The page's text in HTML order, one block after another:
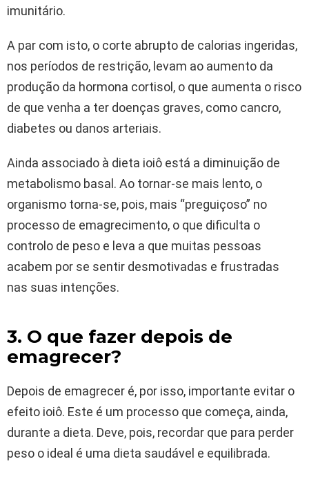
imunitário.
A par com isto, o corte abrupto de calorias ingeridas,
nos períodos de restrição, levam ao aumento da
produção da hormona cortisol, o que aumenta o risco
de que venha a ter doenças graves, como cancro,
diabetes ou danos arteriais.
Ainda associado à dieta ioiô está a diminuição de
metabolismo basal. Ao tornar-se mais lento, o
organismo torna-se, pois, mais “preguiçoso” no
processo de emagrecimento, o que dificulta o
controlo de peso e leva a que muitas pessoas
acabem por se sentir desmotivadas e frustradas
nas suas intenções.
3. O que fazer depois de
emagrecer?
Depois de emagrecer é, por isso, importante evitar o
efeito ioiô. Este é um processo que começa, ainda,
durante a dieta. Deve, pois, recordar que para perder
peso o ideal é uma dieta saudável e equilibrada.